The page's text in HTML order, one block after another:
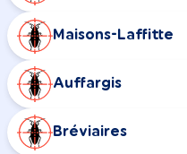
Maisons-Laffitte
Auffargis
Bréviaires